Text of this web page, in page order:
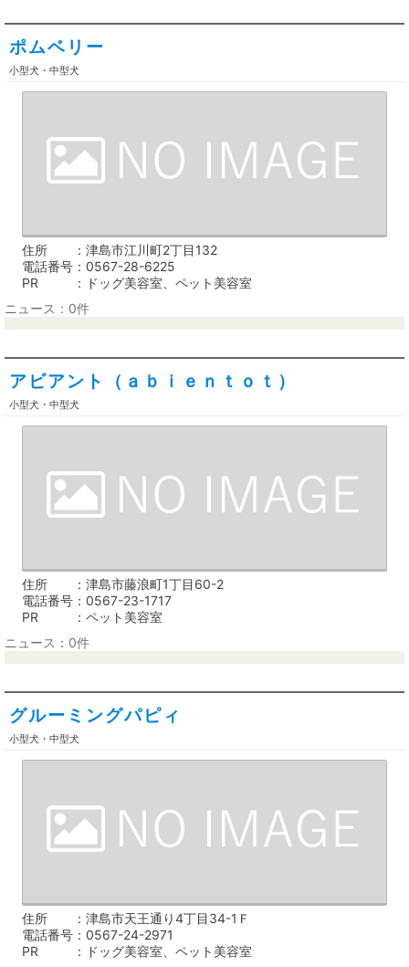
ポムベリー
小型犬・中型犬
住所
津島市江川町2丁目132
電話番号
0567-28-6225
PR
ドッグ美容室、ペット美容室
ニュース：0件
アビアント（ａｂｉｅｎｔｏｔ）
小型犬・中型犬
住所
津島市藤浪町1丁目60-2
電話番号
0567-23-1717
PR
ペット美容室
ニュース：0件
グルーミングパピィ
小型犬・中型犬
住所
津島市天王通り4丁目34-1Ｆ
電話番号
0567-24-2971
PR
ドッグ美容室、ペット美容室